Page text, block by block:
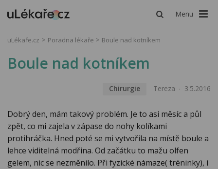
Menu
uLékaře.cz Poradna lékaře Boule nad kotníkem
Boule nad kotníkem
Chirurgie Tereza 3.5.2016
Dobrý den, mám takový problém. Je to asi měsíc a půl
zpět, co mi zajela v zápase do nohy kolíkami
protihráčka. Hned poté se mi vytvořila na místě boule a
lehce viditelná modřina. Od začátku to mažu olfen
gelem, nic se nezměnilo. Při fyzické námaze( tréninky), i